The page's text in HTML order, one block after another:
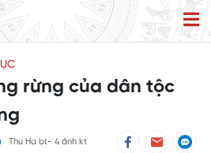
rừng của dân tộc
Thu Ha bt- 4 ảnh kt